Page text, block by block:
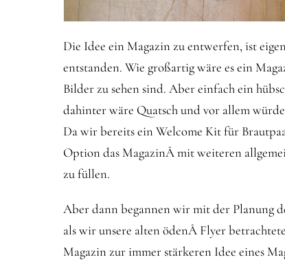
Die Idee ein Magazin zu entwerfen, ist
entstanden. Wie großartig wäre es ein
Bilder zu sehen sind. Aber einfach ein
dahinter wäre Quatsch und vor allem
Da wir bereits ein Welcome Kit für
Option das MagazinÂ mit weiteren
zu füllen.
Aber dann begannen wir mit der Planung
als wir unsere alten ödenÂ Flyer
Magazin zur immer stärkeren Idee eines